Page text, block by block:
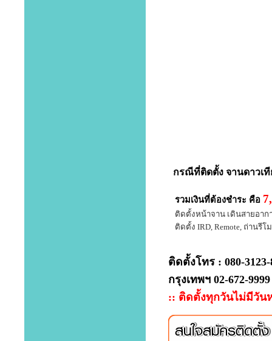
กรณีที่ติดตั้ง จานดาวเ
รวมเงินที่ต้องชำระ คือ
ติดตั้งหน้าจาน เดินสายอากา
ติดตั้ง IRD, Remote, ถ่านรีโ
ติดตั้งโทร : 080-3123-
กรุงเทพฯ 02-672-
:: ติดตั้งทุกวันไม่มีวั